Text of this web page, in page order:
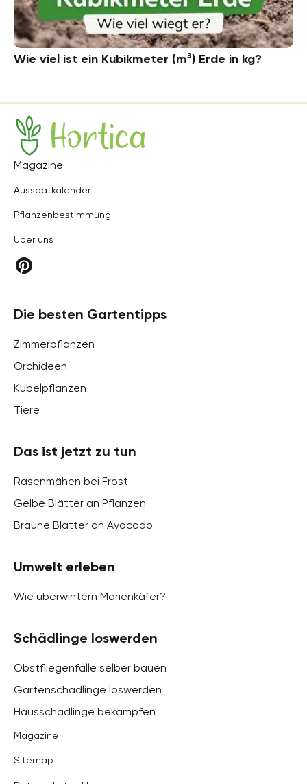
Wie viel ist ein Kubikmeter (m³) Erde in kg?
Hortica
Magazine
Aussaatkalender
Pflanzenbestimmung
Über uns
Die besten Gartentipps
Zimmerpflanzen
Orchideen
Kübelpflanzen
Tiere
Das ist jetzt zu tun
Rasenmähen bei Frost
Gelbe Blätter an Pflanzen
Braune Blätter an Avocado
Umwelt erleben
Wie überwintern Marienkäfer?
Schädlinge loswerden
Obstfliegenfalle selber bauen
Gartenschädlinge loswerden
Hausschädlinge bekämpfen
Magazine
Sitemap